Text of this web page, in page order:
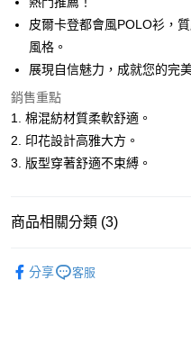
Apple Pay
悠遊付
Google Pay
全家取貨付款
付款後全家取貨
皮爾卡登都會風POLO衫，
風格。
展現自信魅力，成就您的完
銷售重點
1. 棉混紡材質柔軟舒適。
2. 印花設計高雅大方。
3. 版型穿著舒適不束縛。
商品相關分類 (3)
分享 客服